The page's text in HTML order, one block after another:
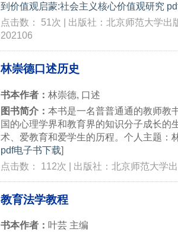
到价值观启蒙:社会主义核心价值观研究
点击数： 51次 | 出版社：北京师范大学
202106
林崇德口述历史
书本作者： 林崇德, 口述
图书简介： 本书是一名普普通通的教师教
国的心理学界和教育界的知识分子成长的
术、爱教育和爱学生的历程。个人主题：
pdf电子书下载]
点击数： 112次 | 出版社：北京师范大学
教育法学教程
书本作者： 叶芸 主编